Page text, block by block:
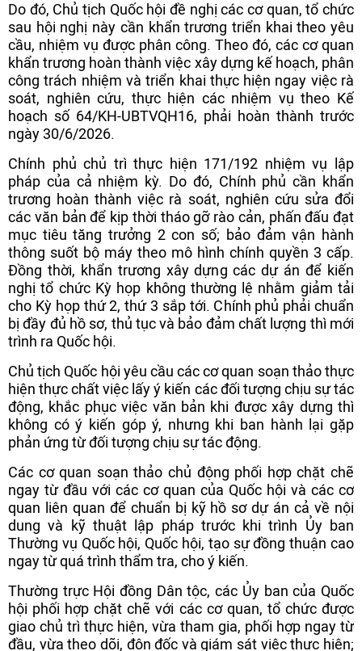
Do đó, Chủ tịch Quốc hội đề nghị các cơ quan, tổ chức
sau hội nghị này cần khẩn trương triển khai theo yêu
cầu, nhiệm vụ được phân công. Theo đó, các cơ quan
khẩn trương hoàn thành việc xây dựng kế hoạch, phân
công trách nhiệm và triển khai thực hiện ngay việc rà
soát, nghiên cứu, thực hiện các nhiệm vụ theo Kế
hoạch số 64/KH-UBTVQH16, phải hoàn thành trước
ngày 30/6/2026.
Chính phủ chủ trì thực hiện 171/192 nhiệm vụ lập
pháp của cả nhiệm kỳ. Do đó, Chính phủ cần khẩn
trương hoàn thành việc rà soát, nghiên cứu sửa đổi
các văn bản để kịp thời tháo gỡ rào cản, phấn đấu đạt
mục tiêu tăng trưởng 2 con số; bảo đảm vận hành
thông suốt bộ máy theo mô hình chính quyền 3 cấp.
Đồng thời, khẩn trương xây dựng các dự án để kiến
nghị tổ chức Kỳ họp không thường lệ nhằm giảm tải
cho Kỳ họp thứ 2, thứ 3 sắp tới. Chính phủ phải chuẩn
bị đầy đủ hồ sơ, thủ tục và bảo đảm chất lượng thì mới
trình ra Quốc hội.
Chủ tịch Quốc hội yêu cầu các cơ quan soạn thảo thực
hiện thực chất việc lấy ý kiến các đối tượng chịu sự tác
động, khắc phục việc văn bản khi được xây dựng thì
không có ý kiến góp ý, nhưng khi ban hành lại gặp
phản ứng từ đối tượng chịu sự tác động.
Các cơ quan soạn thảo chủ động phối hợp chặt chẽ
ngay từ đầu với các cơ quan của Quốc hội và các cơ
quan liên quan để chuẩn bị kỹ hồ sơ dự án cả về nội
dung và kỹ thuật lập pháp trước khi trình Ủy ban
Thường vụ Quốc hội, Quốc hội, tạo sự đồng thuận cao
ngay từ quá trình thẩm tra, cho ý kiến.
Thường trực Hội đồng Dân tộc, các Ủy ban của Quốc
hội phối hợp chặt chẽ với các cơ quan, tổ chức được
giao chủ trì thực hiện, vừa tham gia, phối hợp ngay từ
đầu, vừa theo dõi, đôn đốc và giám sát việc thực hiện;